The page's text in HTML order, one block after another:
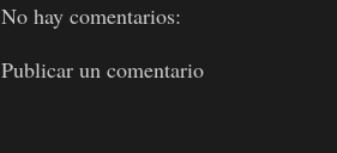
No hay comentarios:
Publicar un comentario